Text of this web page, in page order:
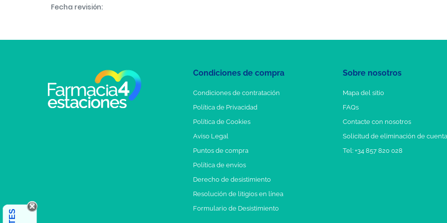
Fecha revisión:
Condiciones de compra
Condiciones de contratación
Política de Privacidad
Política de Cookies
Aviso Legal
Puntos de compra
Política de envíos
Derecho de desistimiento
Resolución de litigios en línea
Formulario de Desistimiento
Sobre nosotros
Mapa del sitio
FAQs
Contacte con nosotros
Solicitud de eliminación de cuenta
Tel: +34 857 820 028